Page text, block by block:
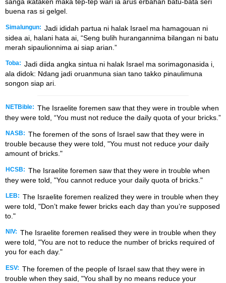
sanga ikataken maka tep-tep wari ia arus erbahan batu-bata seri
buena ras si gelgel.
Simalungun: Jadi ididah partua ni halak Israel ma hamagouan ni
sidea ai, halani hata ai, “Seng bulih hurangannima bilangan ni batu
merah sipaulionnima ai siap arian.”
Toba: Jadi diida angka sintua ni halak Israel ma sorimagonasida i,
ala didok: Ndang jadi oruanmuna sian tano takko pinaulimuna
songon siap ari.
NETBible: The Israelite foremen saw that they were in trouble when
they were told, “You must not reduce the daily quota of your bricks.”
NASB: The foremen of the sons of Israel saw that they were in
trouble because they were told, "You must not reduce your daily
amount of bricks."
HCSB: The Israelite foremen saw that they were in trouble when
they were told, "You cannot reduce your daily quota of bricks."
LEB: The Israelite foremen realized they were in trouble when they
were told, "Don’t make fewer bricks each day than you’re supposed
to."
NIV: The Israelite foremen realised they were in trouble when they
were told, "You are not to reduce the number of bricks required of
you for each day."
ESV: The foremen of the people of Israel saw that they were in
trouble when they said, "You shall by no means reduce your